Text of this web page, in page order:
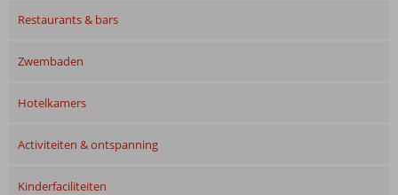
Restaurants & bars
Zwembaden
Hotelkamers
Activiteiten & ontspanning
Kinderfaciliteiten